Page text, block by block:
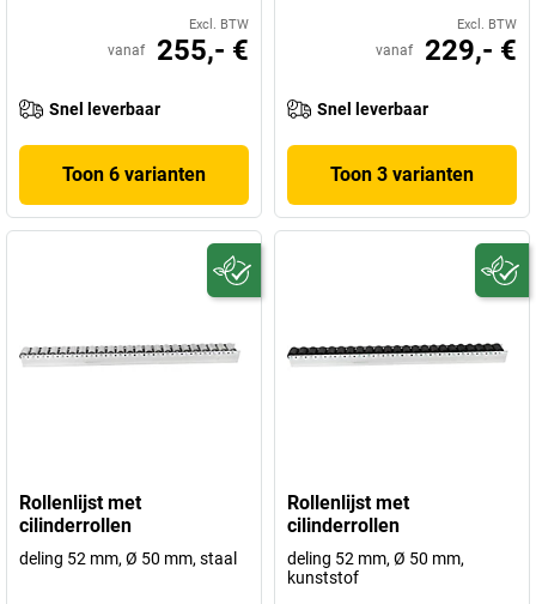
Excl. BTW
vanaf 255,- €
Snel leverbaar
Toon 6 varianten
Excl. BTW
vanaf 229,- €
Snel leverbaar
Toon 3 varianten
Rollenlijst met
cilinderrollen
deling 52 mm, Ø 50 mm, staal
Rollenlijst met
cilinderrollen
deling 52 mm, Ø 50 mm,
kunststof